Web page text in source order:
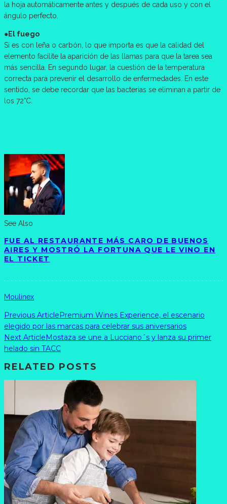
la hoja automáticamente antes y después de cada uso y con el
ángulo perfecto.
●El fuego
Si es con leña o carbón, lo que importa es que la calidad del
elemento facilite la aparición de las llamas para que la tarea sea
más sencilla. En segundo lugar, la cuestión de la temperatura
correcta para prevenir el desarrollo de enfermedades. En este
sentido, se debe recordar que las bacterias se eliminan a partir de
los 72°C.
See Also
FUE AL RESTAURANTE MÁS CARO DE BUENOS
AIRES Y MOSTRÓ LA FORTUNA QUE LE VINO EN
EL TICKET
Moulinex
Previous Article Premium Wines Experience, el escenario
elegido por las marcas para celebrar sus aniversarios
Next Article Mostaza se une a Lucciano´s y lanza su primer
helado sin TACC
RELATED POSTS